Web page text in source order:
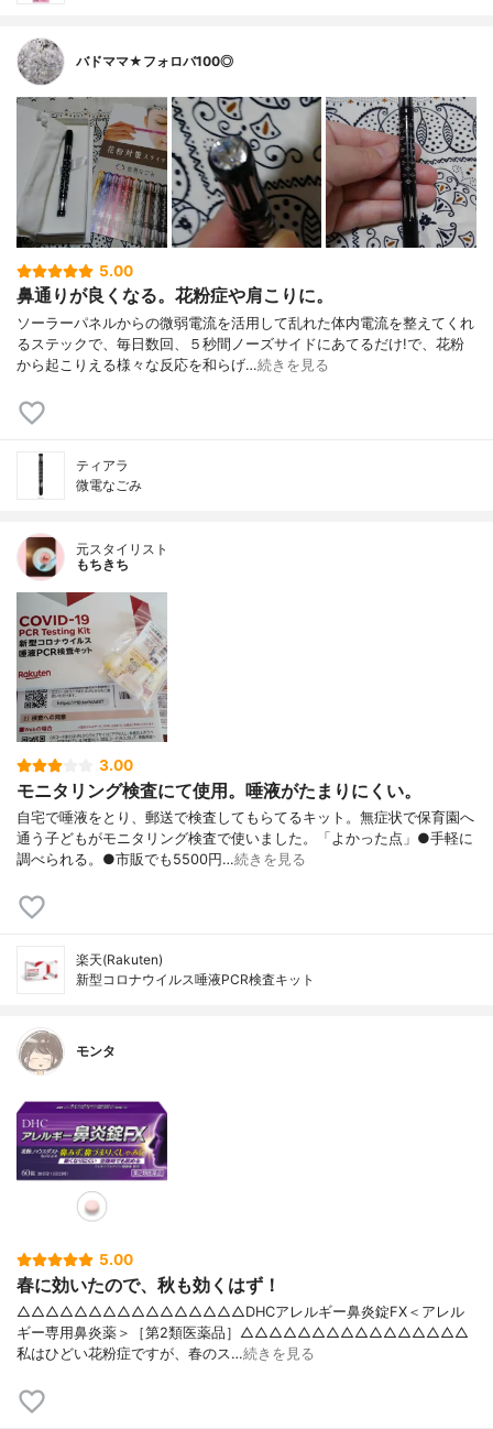
バドママ★フォロバ100◎
5.00
鼻通りが良くなる。花粉症や肩こりに。
ソーラーパネルからの微弱電流を活用して乱れた体内電流を整えてくれ
るステックで、毎日数回、５秒間ノーズサイドにあてるだけ!で、花粉
から起こりえる様々な反応を和らげ…続きを見る
ティアラ
微電なごみ
元スタイリスト
もちきち
3.00
モニタリング検査にて使用。唾液がたまりにくい。
自宅で唾液をとり、郵送で検査してもらてるキット。無症状で保育園へ
通う子どもがモニタリング検査で使いました。「よかった点」●手軽に
調べられる。●市販でも5500円…続きを見る
楽天(Rakuten)
新型コロナウイルス唾液PCR検査キット
モンタ
5.00
春に効いたので、秋も効くはず！
△△△△△△△△△△△△△△△△DHCアレルギー鼻炎錠FX＜アレル
ギー専用鼻炎薬＞［第2類医薬品］△△△△△△△△△△△△△△△△
私はひどい花粉症ですが、春のス…続きを見る